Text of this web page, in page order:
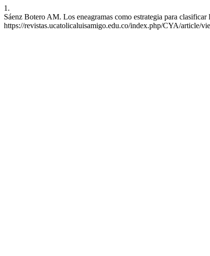
1.
Sáenz Botero AM. Los eneagramas como estrategia para
https://revistas.ucatolicaluisamigo.edu.co/index.php/CYA/article/